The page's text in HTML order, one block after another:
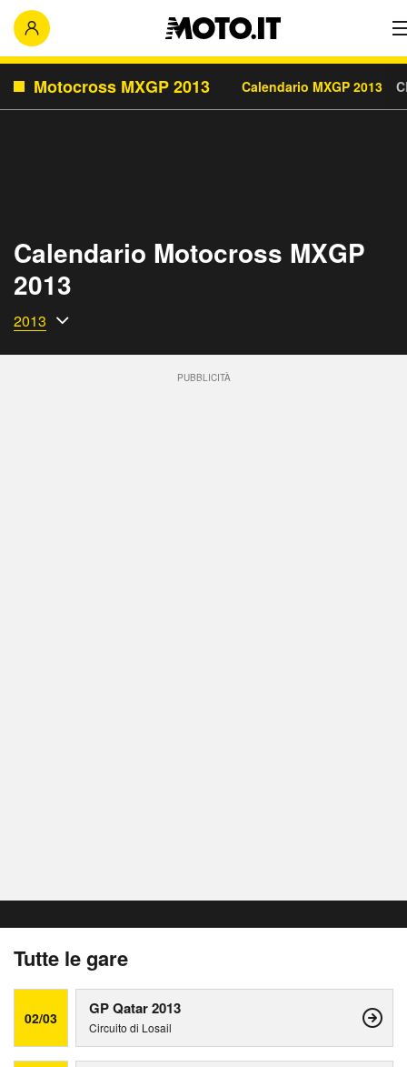
Motocross MXGP 2013 Calendario MXGP 2013
Calendario Motocross MXGP
2013
2013
PUBBLICITÀ
Tutte le gare
02/03 GP Qatar 2013
Circuito di Losail